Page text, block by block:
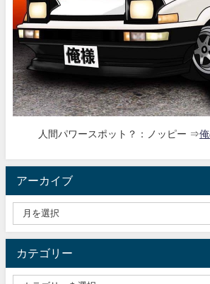
人間パワースポット？：ノッピー ⇒
アーカイブ
カテゴリー